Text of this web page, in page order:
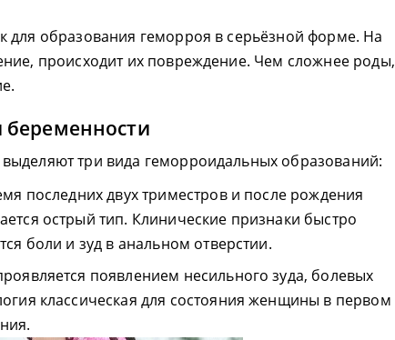
для образования геморроя в серьёзной форме. На
происходит их повреждение. Чем сложнее роды,
три вида геморроидальных образований:
последних двух триместров и после рождения
острый тип. Клинические признаки быстро
боли и зуд в анальном отверстии.
появлением несильного зуда, болевых
классическая для состояния женщины в первом